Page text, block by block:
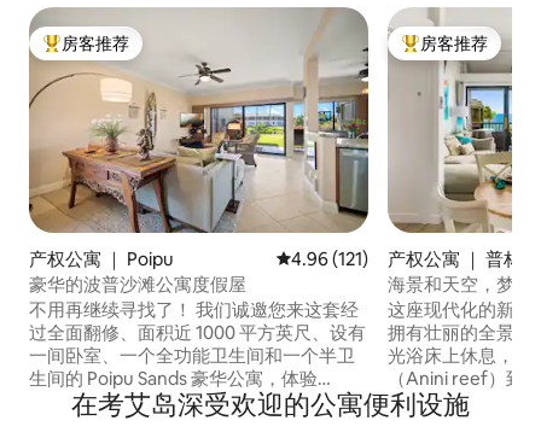
热门「房客推荐」
房客推荐
产权公寓 ｜ Poipu 平均评分 4.96 分（满分 5 分），
4.96 (121)
豪华的波普沙滩公寓度假屋
不用再继续寻找了！ 我们诚邀您来这套经
过全面翻修、面积近 1000 平方英尺、设有
一间卧室、一个全功能卫生间和一个半卫
生间的 Poipu Sands 豪华公寓，体验
“ALOHA”精神。 卧室新增空调，为您提供
极致的舒适感。 我们的地理位置非常理
热门「房客推荐」
房客推荐
产权公寓 ｜ 普林
海景和天空，梦幻
这座现代化的新装
拥有壮丽的全景海
光浴床上休息，同
（Anini reef）到
（Kilauea
说，「这感觉就像
在考艾岛深受欢迎的公寓便利设施